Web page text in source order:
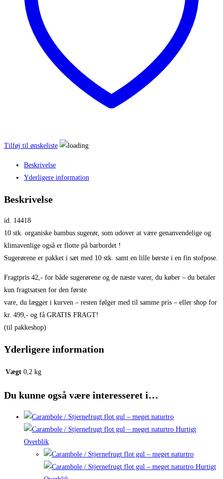
Tilføj til ønskeliste
Beskrivelse
Yderligere information
Beskrivelse
id. 14418
10 stk. organiske bambus sugerør, som udover at være genanvendelige og
klimavenlige også er flotte på barbordet !
Sugerørene er pakket i sæt med 10 stk. samt en lille børste i en fin stofpose.
Fragtpris 42,- for både sugerørene og de næste varer, du køber – du betaler
kun fragtsatsen for den første
vare, du lægger i kurven – resten følger med til samme pris – eller shop for
kr. 499,- og få GRATIS FRAGT!
(til pakkeshop)
Yderligere information
Vægt 0,2 kg
Du kunne også være interesseret i…
Hurtigt
Overblik
Hurtigt